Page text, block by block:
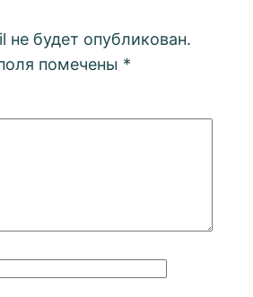
не будет опубликован.
помечены *